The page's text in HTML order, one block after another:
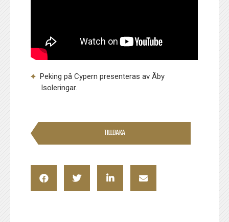
Peking på Cypern presenteras av Åby
Isoleringar.
TILLBAKA